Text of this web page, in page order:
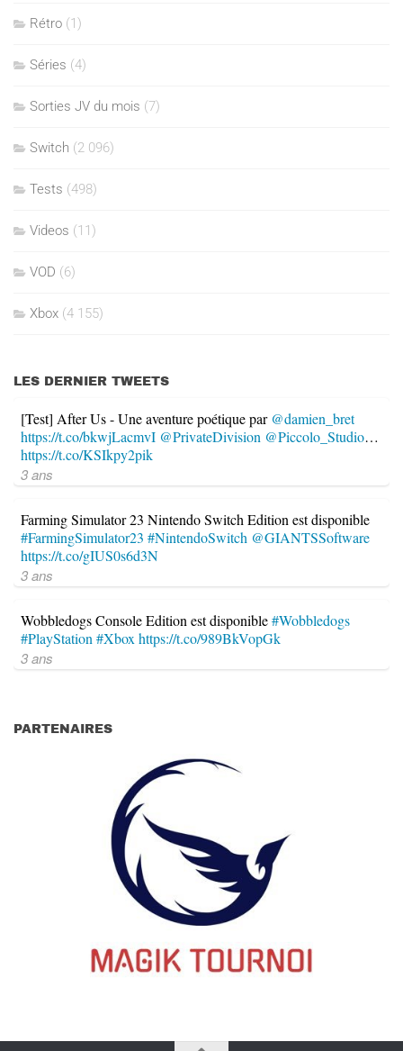
Rétro (1)
Séries (4)
Sorties JV du mois (7)
Switch (2 096)
Tests (498)
Videos (11)
VOD (6)
Xbox (4 155)
LES DERNIER TWEETS
[Test] After Us - Une aventure poétique par @damien_bret
https://t.co/bkwjLacmvI @PrivateDivision @Piccolo_Studio…
https://t.co/KSIkpy2pik
3 ans
Farming Simulator 23 Nintendo Switch Edition est disponible
#FarmingSimulator23 #NintendoSwitch @GIANTSSoftware
https://t.co/gIUS0s6d3N
3 ans
Wobbledogs Console Edition est disponible#Wobbledogs
#PlayStation#Xboxhttps://t.co/989BkVopGk
3 ans
PARTENAIRES